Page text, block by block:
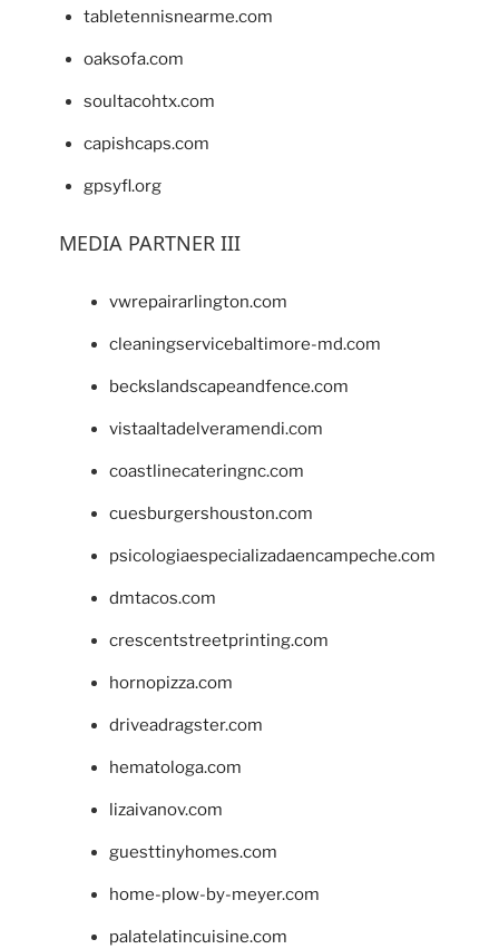
tabletennisnearme.com
oaksofa.com
soultacohtx.com
capishcaps.com
gpsyfl.org
MEDIA PARTNER III
vwrepairarlington.com
cleaningservicebaltimore-md.com
beckslandscapeandfence.com
vistaaltadelveramendi.com
coastlinecateringnc.com
cuesburgershouston.com
psicologiaespecializadaencampeche.com
dmtacos.com
crescentstreetprinting.com
hornopizza.com
driveadragster.com
hematologa.com
lizaivanov.com
guesttinyhomes.com
home-plow-by-meyer.com
palatelatincuisine.com